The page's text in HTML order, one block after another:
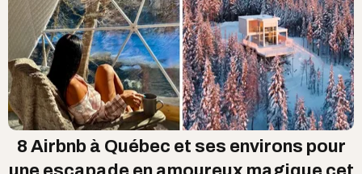
8 Airbnb à Québec et ses environs pour